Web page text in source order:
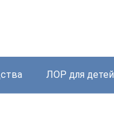
ЛОР для детей